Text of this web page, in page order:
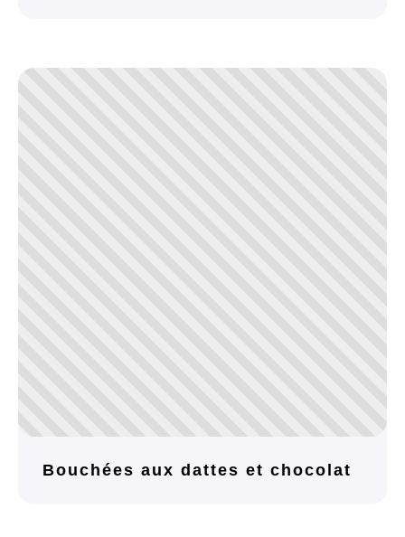
Bouchées aux dattes et chocolat